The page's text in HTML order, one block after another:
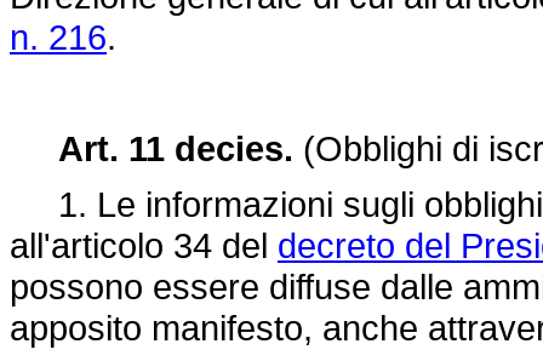
n. 216.
Art. 11 decies. (Obblighi di
1. Le informazioni sugli
all'articolo 34 del decreto del
possono essere diffuse dalle
apposito manifesto, anche